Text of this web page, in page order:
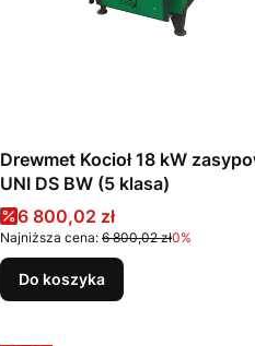
Drewmet Kocioł 18 kW
UNI DS BW (5 klasa)
Cena promocyjna
6 800,02 zł
Najniższa cena: 6 800,02 zł0%
Do koszyka